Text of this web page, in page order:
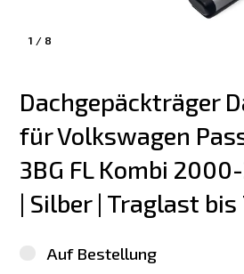
1 / 8
Dachgepäckträger
für Volkswagen
3BG FL Kombi
| Silber | Traglast bis
Auf Bestellung